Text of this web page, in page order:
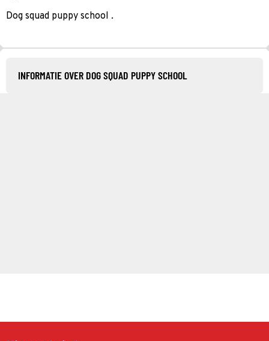
Dog squad puppy school .
INFORMATIE OVER DOG SQUAD PUPPY SCHOOL